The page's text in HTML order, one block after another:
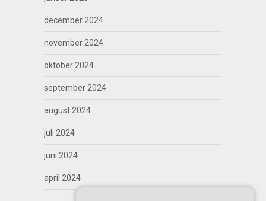
december 2024
november 2024
oktober 2024
september 2024
august 2024
juli 2024
juni 2024
april 2024